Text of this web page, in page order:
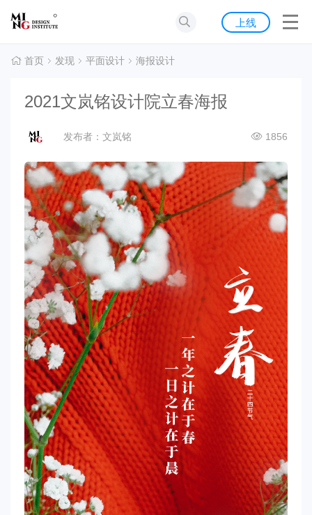
首页
发现
灵感
公告
关于我们
上线
首页 发现 平面设计 海报设计
2021文岚铭设计院立春海报
发布者：文岚铭 1856